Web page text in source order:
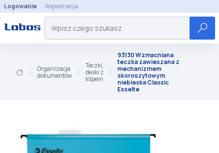
Logowanie Rejestracja
Organizacja
dokumentów
Teczki,
deski z
klipem
93130 Wzmacniana
teczka zawieszana z
mechanizmem
skoroszytowym
niebieska Classic
Esselte